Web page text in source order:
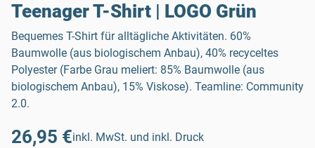
Teenager T-Shirt | LOGO Grün
Bequemes T-Shirt für alltägliche Aktivitäten. 60%
Baumwolle (aus biologischem Anbau), 40% recyceltes
Polyester (Farbe Grau meliert: 85% Baumwolle (aus
biologischem Anbau), 15% Viskose). Teamline: Community
2.0.
26,95 €inkl. MwSt. und inkl. Druck